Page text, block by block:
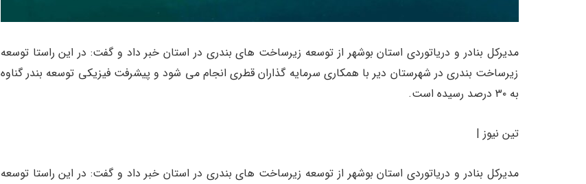
​​مدیرکل بنادر و دریاتوردی استان بوشهر از توسعه زیرساخت های بندری در استان خبر داد و گفت: در این راستا توسعه
زیرساخت بندری در شهرستان دیر با همکاری سرمایه گذاران قطری انجام می شود و پیشرفت فیزیکی توسعه بندر گناوه
به ۳۰ درصد رسیده است.
تین نیوز |
​مدیرکل بنادر و دریاتوردی استان بوشهر از توسعه زیرساخت های بندری در استان خبر داد و گفت: در این راستا توسعه